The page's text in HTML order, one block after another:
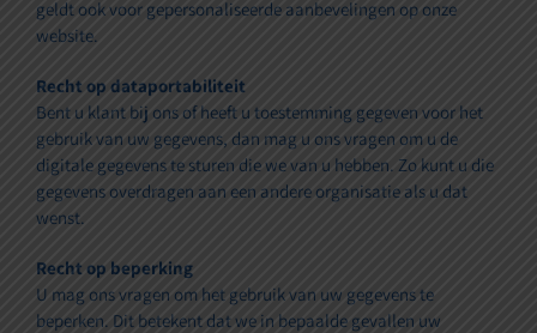
geldt ook voor gepersonaliseerde aanbevelingen op onze
website.
Recht op dataportabiliteit
Bent u klant bij ons of heeft u toestemming gegeven voor het
gebruik van uw gegevens, dan mag u ons vragen om u de
digitale gegevens te sturen die we van u hebben. Zo kunt u die
gegevens overdragen aan een andere organisatie als u dat
wenst.
Recht op beperking
U mag ons vragen om het gebruik van uw gegevens te
beperken. Dit betekent dat we in bepaalde gevallen uw